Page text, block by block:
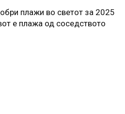
плажи во светот за 2025
е плажа од соседството